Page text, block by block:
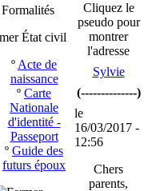
Formalités
État civil
º Acte de
naissance
º Carte
Nationale
d'identité -
Passeport
º Guide des
futurs époux
Cliquez le
pseudo pour
montrer
l'adresse
Sylvie
(--------------)
le
16/03/2017 -
12:56
Chers
parents,